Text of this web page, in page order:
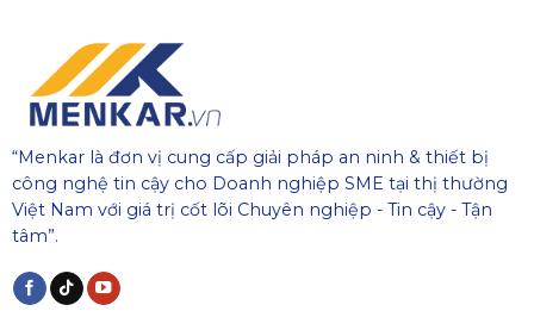
“Menkar là đơn vị cung cấp giải pháp an ninh & thiết bị
công nghệ tin cậy cho Doanh nghiệp SME tại thị thường
Việt Nam với giá trị cốt lõi Chuyên nghiệp - Tin cậy - Tận
tâm”.